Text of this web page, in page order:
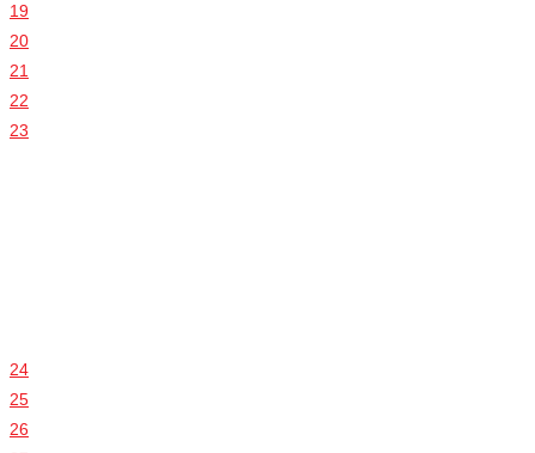
19
20
21
22
23
24
25
26